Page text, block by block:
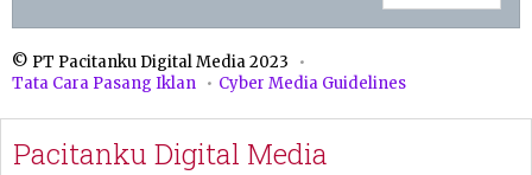
© PT Pacitanku Digital Media 2023
Tata Cara Pasang Iklan
Cyber Media Guidelines
Pacitanku Digital Media